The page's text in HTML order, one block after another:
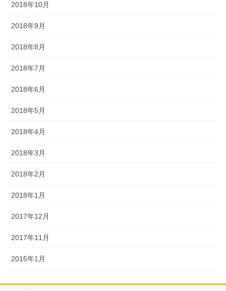
2018年10月
2018年9月
2018年8月
2018年7月
2018年6月
2018年5月
2018年4月
2018年3月
2018年2月
2018年1月
2017年12月
2017年11月
2015年1月